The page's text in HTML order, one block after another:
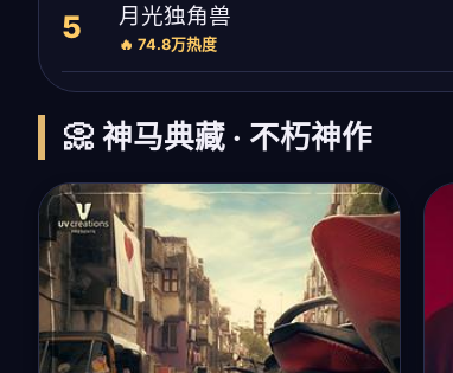
5 月光独角兽
🔥 74.8万热度
📀 神马典藏 · 不朽神作